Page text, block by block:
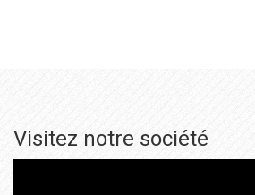
Visitez notre société